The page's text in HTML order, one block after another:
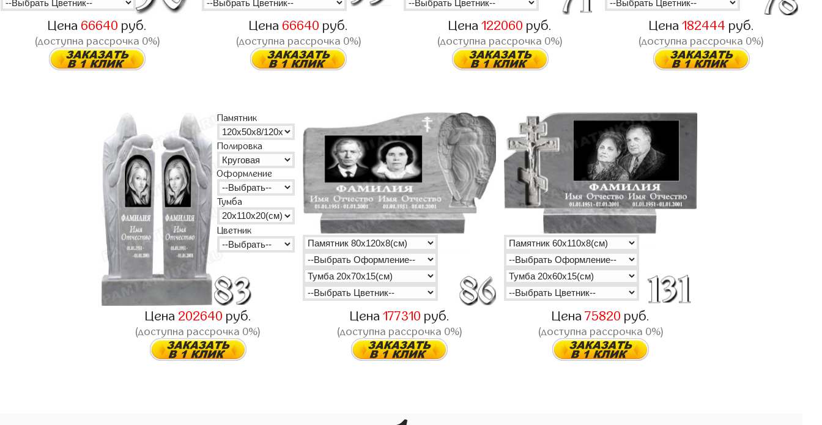
Цена 66640 руб.
(доступна рассрочка 0%)
Цена 66640 руб.
(доступна рассрочка 0%)
Цена122060 руб.
(доступна рассрочка 0%)
Цена 182444 руб.
(доступна рассрочка 0%)
Памятник
Полировка
Оформление
Тумба
Цветник
Цена 202640 руб.
(доступна рассрочка 0%)
Цена 177310 руб.
(доступна рассрочка 0%)
Цена75820 руб.
(доступна рассрочка 0%)